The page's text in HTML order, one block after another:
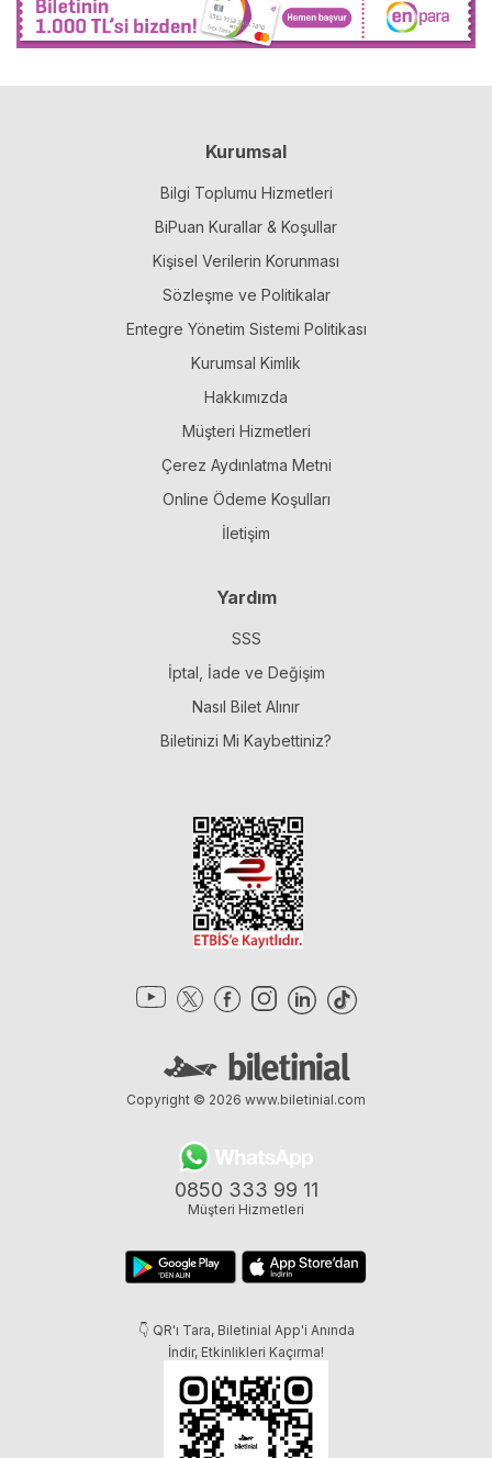
Kurumsal
Bilgi Toplumu Hizmetleri
BiPuan Kurallar & Koşullar
Kişisel Verilerin Korunması
Sözleşme ve Politikalar
Entegre Yönetim Sistemi Politikası
Kurumsal Kimlik
Hakkımızda
Müşteri Hizmetleri
Çerez Aydınlatma Metni
Online Ödeme Koşulları
İletişim
Yardım
SSS
İptal, İade ve Değişim
Nasıl Bilet Alınır
Biletinizi Mi Kaybettiniz?
0850 333 99 11
Müşteri Hizmetleri
👇 QR'ı Tara, Biletinial App'i Anında
İndir, Etkinlikleri Kaçırma!
Copyright © 2026 www.biletinial.com